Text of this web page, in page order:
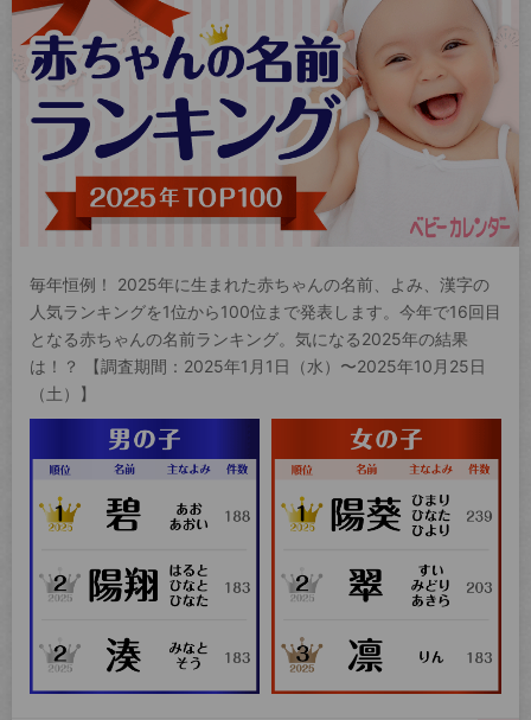
毎年恒例！ 2025年に生まれた赤ちゃんの名前、よみ、漢字の
人気ランキングを1位から100位まで発表します。今年で16回目
となる赤ちゃんの名前ランキング。気になる2025年の結果
は！？ 【調査期間：2025年1月1日（水）〜2025年10月25日
（土）】